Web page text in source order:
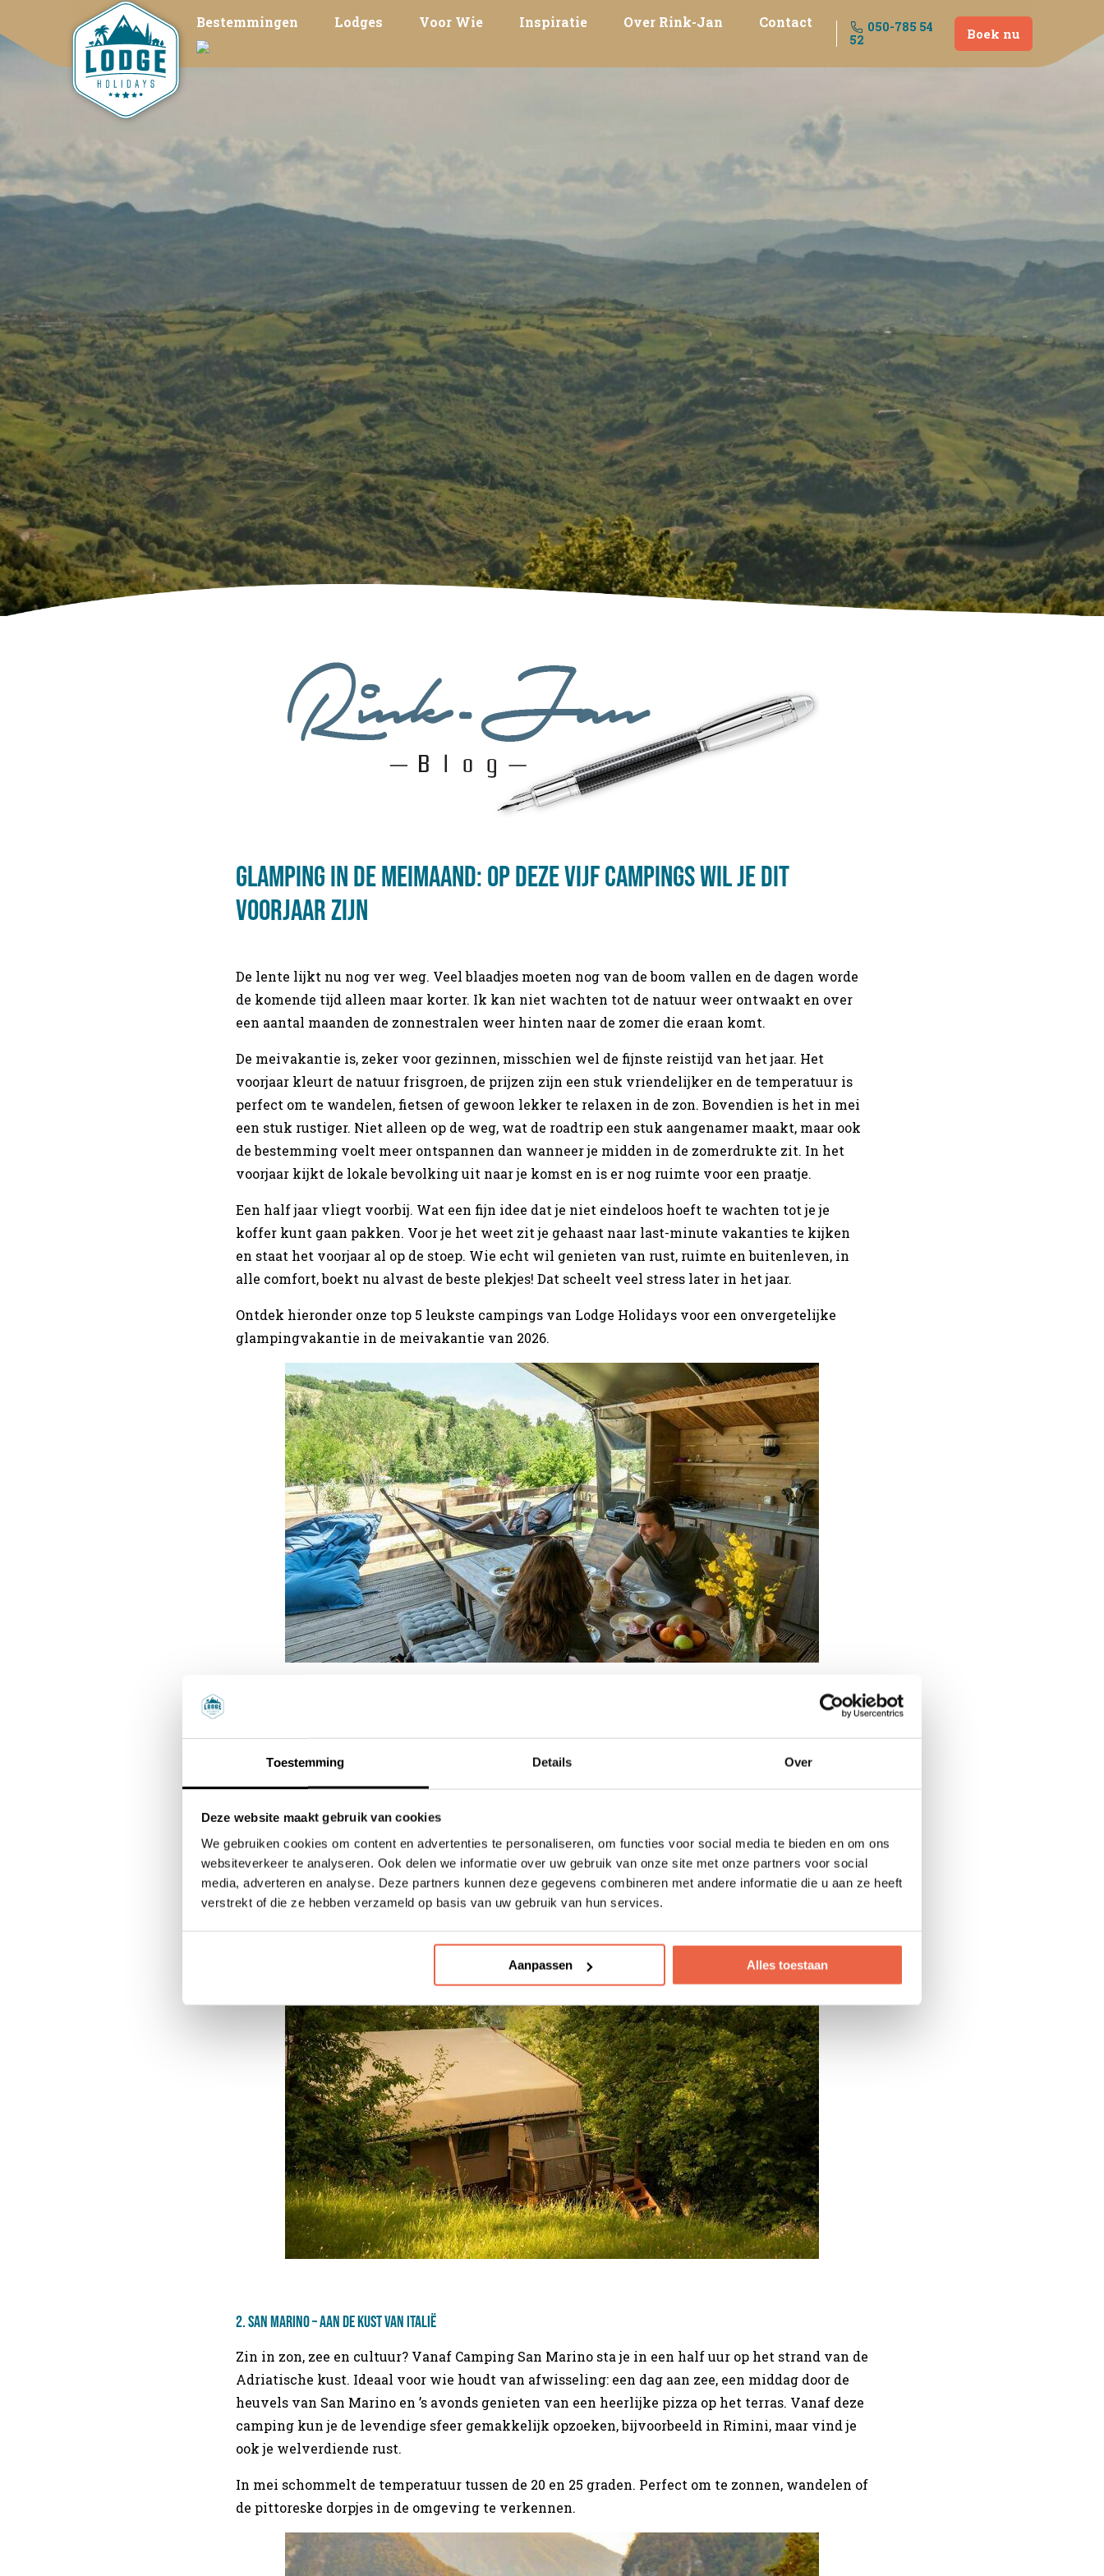
Toestemming Details Over
Deze website maakt gebruik van cookies
We gebruiken cookies om content en advertenties te personaliseren, om functies voor social media te bieden en om ons
websiteverkeer te analyseren. Ook delen we informatie over uw gebruik van onze site met onze partners voor social
media, adverteren en analyse. Deze partners kunnen deze gegevens combineren met andere informatie die u aan ze heeft
verstrekt of die ze hebben verzameld op basis van uw gebruik van hun services.
Aanpassen Alles toestaan
Bestemmingen Lodges Voor Wie Inspiratie Over Rink-Jan Contact
050-785 54
52
Boek nu
Glamping in de meimaand: op deze vijf campings wil je dit
voorjaar zijn
De lente lijkt nu nog ver weg. Veel blaadjes moeten nog van de boom vallen en de dagen worde
de komende tijd alleen maar korter. Ik kan niet wachten tot de natuur weer ontwaakt en over
een aantal maanden de zonnestralen weer hinten naar de zomer die eraan komt.
De meivakantie is, zeker voor gezinnen, misschien wel de fijnste reistijd van het jaar. Het
voorjaar kleurt de natuur frisgroen, de prijzen zijn een stuk vriendelijker en de temperatuur is
perfect om te wandelen, fietsen of gewoon lekker te relaxen in de zon. Bovendien is het in mei
een stuk rustiger. Niet alleen op de weg, wat de roadtrip een stuk aangenamer maakt, maar ook
de bestemming voelt meer ontspannen dan wanneer je midden in de zomerdrukte zit. In het
voorjaar kijkt de lokale bevolking uit naar je komst en is er nog ruimte voor een praatje.
Een half jaar vliegt voorbij. Wat een fijn idee dat je niet eindeloos hoeft te wachten tot je je
koffer kunt gaan pakken. Voor je het weet zit je gehaast naar last-minute vakanties te kijken
en staat het voorjaar al op de stoep. Wie echt wil genieten van rust, ruimte en buitenleven, in
alle comfort, boekt nu alvast de beste plekjes! Dat scheelt veel stress later in het jaar.
Ontdek hieronder onze top 5 leukste campings van Lodge Holidays voor een onvergetelijke
glampingvakantie in de meivakantie van 2026.
Tussen de glooiende heuvels van Le Marche vind je Podere Sei Poorte, een charmante
familiecamping waar Italië in zijn puurste vorm tot leven komt. Hier geniet je van verse
voordeel: het zwembad is al open in de meivakantie!
Met aangename temperaturen tussen de 18 en 23 graden is het perfect weer om te zwemmen,
wandelen of gewoon te genieten van de fenomenale uitzichten. Met de Adriatische kust op
slechts 20 km en de heerlijke pasta, olijfolie en uitstekende wijnen binnen handbereik, zal dit
onontdekte stukje authentiek Italië je verrassen.
2.San Marino – aan de kust van Italië
Zin in zon, zee en cultuur? Vanaf Camping San Marino sta je in een half uur op het strand van de
Adriatische kust. Ideaal voor wie houdt van afwisseling: een dag aan zee, een middag door de
heuvels van San Marino en ’s avonds genieten van een heerlijke pizza op het terras. Vanaf deze
camping kun je de levendige sfeer gemakkelijk opzoeken, bijvoorbeeld in Rimini, maar vind je
ook je welverdiende rust.
In mei schommelt de temperatuur tussen de 20 en 25 graden. Perfect om te zonnen, wandelen of
de pittoreske dorpjes in de omgeving te verkennen.